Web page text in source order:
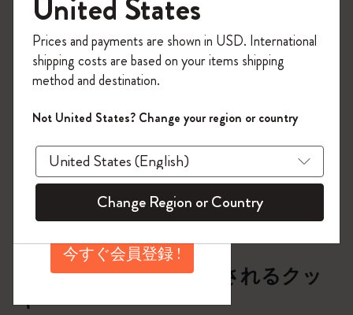
す。
クッキーの機能や特徴は、クッキーごとに異なり
ます。クッキーは、データ管理者またはサードパ
ーティにより使用されることがあります。
本ウェブサイトが使用するクッキー関連の全情
報、およびクッキーの設定管理に役立つ説明を下
記に挙げます。
クッキーに関する詳細情報は、
www.allaboutcookies.org
www.youronlinechoise.eu
にア
本ウェブサイトで使用されるクッ
キー
「WELCOME10」を入
力すると、初回注文が
10%オフ＋送料無料にな
ります。セール・アウ
Moleskineアカウントを
や会員特典、さらに多
くのインスピレーショ
ンを手に入れましょ
う。
今すぐ会員登録 !
United States
Prices and payments are shown in USD. International
shipping costs are based on your items shipping
method and destination.
Not United States? Change your region or country
Change Region or Country